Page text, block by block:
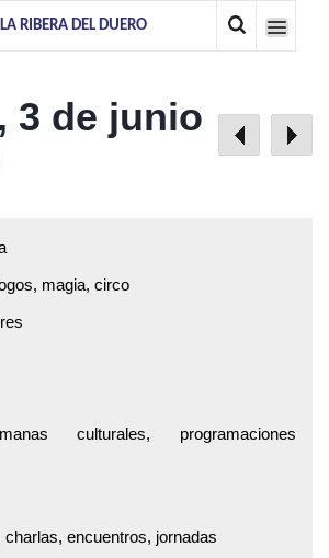
RIBERA DEL DUERO
3 de junio
magia, circo
culturales, programaciones
encuentros, jornadas